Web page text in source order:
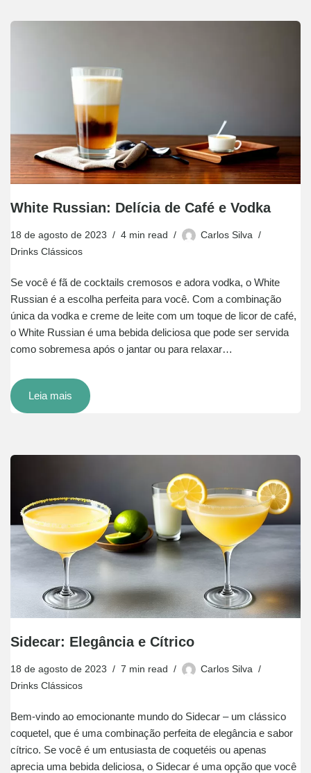
White Russian: Delícia de Café e Vodka
18 de agosto de 2023 4 min read
Carlos Silva
Drinks Clássicos
Se você é fã de cocktails cremosos e adora vodka, o White
Russian é a escolha perfeita para você. Com a combinação
única da vodka e creme de leite com um toque de licor de café,
o White Russian é uma bebida deliciosa que pode ser servida
como sobremesa após o jantar ou para relaxar…
Leia mais
Sidecar: Elegância e Cítrico
18 de agosto de 2023 7 min read
Carlos Silva
Drinks Clássicos
Bem-vindo ao emocionante mundo do Sidecar – um clássico
coquetel, que é uma combinação perfeita de elegância e sabor
cítrico. Se você é um entusiasta de coquetéis ou apenas
aprecia uma bebida deliciosa, o Sidecar é uma opção que você